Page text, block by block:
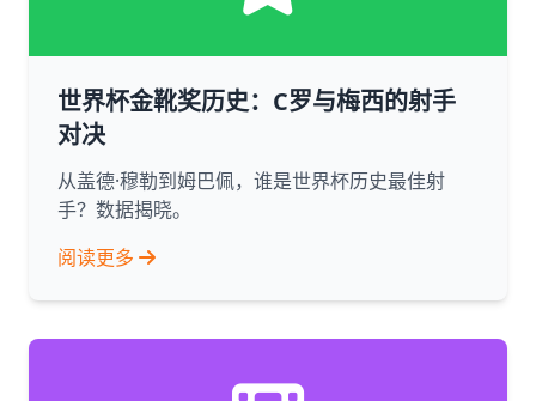
世界杯金靴奖历史：C罗与梅西的射手
对决
从盖德·穆勒到姆巴佩，谁是世界杯历史最佳射
手？数据揭晓。
阅读更多